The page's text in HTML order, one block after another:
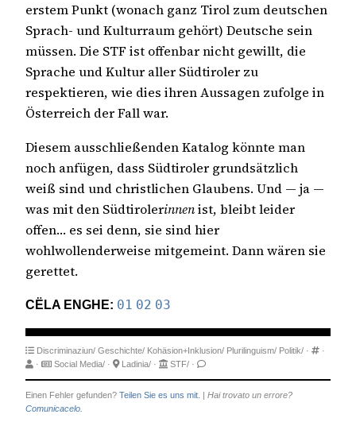
erstem Punkt (wonach ganz Tirol zum deutschen
Sprach- und Kulturraum gehört) Deutsche sein
müssen. Die STF ist offenbar nicht gewillt, die
Sprache und Kultur aller Südtiroler zu
respektieren, wie dies ihren Aussagen zufolge in
Österreich der Fall war.
Diesem ausschließenden Katalog könnte man
noch anfügen, dass Südtiroler grundsätzlich
weiß sind und christlichen Glaubens. Und — ja —
was mit den Südtirolerinnenist, bleibt leider
offen… es sei denn, sie sind hier
wohlwollenderweise mitgemeint. Dann wären sie
gerettet.
CËLA ENGHE: 01 02 03
Discriminaziun/ Geschichte/ Kohäsion+Inklusion/ Plurilinguism/ Politik/ ·
·
·
Social Media/ · Ladinia/ · STF/ ·
Einen Fehler gefunden? Teilen Sie es uns mit. | Hai trovato un errore?
Comunicacelo.